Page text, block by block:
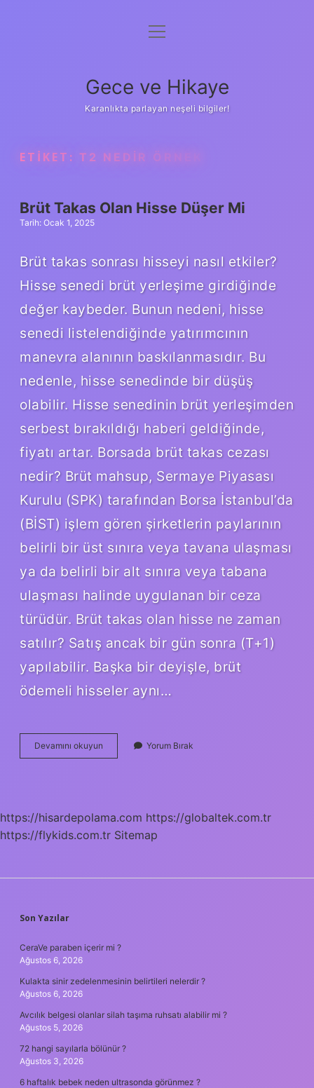
Anasayfa
Yasal Uyarı
menüyü
Gece ve Hikaye
Karanlıkta parlayan neşeli bilgiler!
ETIKET: T2 NEDIR ÖRNEK
Brüt Takas Olan Hisse Düşer Mi
Tarih: Ocak 1, 2025
Brüt takas sonrası hisseyi nasıl etkiler?
Hisse senedi brüt yerleşime girdiğinde
değer kaybeder. Bunun nedeni, hisse
senedi listelendiğinde yatırımcının
manevra alanının baskılanmasıdır. Bu
nedenle, hisse senedinde bir düşüş
olabilir. Hisse senedinin brüt yerleşimden
serbest bırakıldığı haberi geldiğinde,
fiyatı artar. Borsada brüt takas cezası
nedir? Brüt mahsup, Sermaye Piyasası
Kurulu (SPK) tarafından Borsa İstanbul’da
(BİST) işlem gören şirketlerin paylarının
belirli bir üst sınıra veya tavana ulaşması
ya da belirli bir alt sınıra veya tabana
ulaşması halinde uygulanan bir ceza
türüdür. Brüt takas olan hisse ne zaman
satılır? Satış ancak bir gün sonra (T+1)
yapılabilir. Başka bir deyişle, brüt
ödemeli hisseler aynı…
Devamını okuyun
Takas
Yorum Bırak
https://hisardepolama.com https://globaltek.com.tr
https://flykids.com.tr Sitemap
SIDEBAR
Son Yazılar
CeraVe paraben içerir mi ?
Ağustos 6, 2026
Kulakta sinir zedelenmesinin belirtileri nelerdir ?
Ağustos 6, 2026
Avcılık belgesi olanlar silah taşıma ruhsatı alabilir mi ?
Ağustos 5, 2026
72 hangi sayılarla bölünür ?
Ağustos 3, 2026
6 haftalık bebek neden ultrasonda görünmez ?